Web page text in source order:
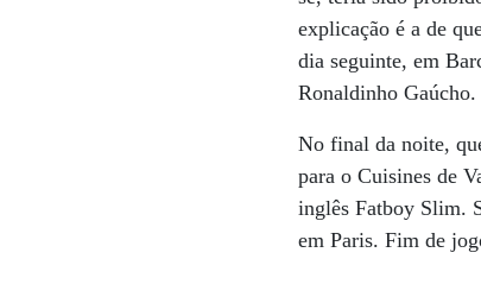
explicação é a de
dia seguinte, em
Ronaldinho Gaúcho.
No final da noite,
para o Cuisines de
inglês Fatboy Slim.
em Paris. Fim de